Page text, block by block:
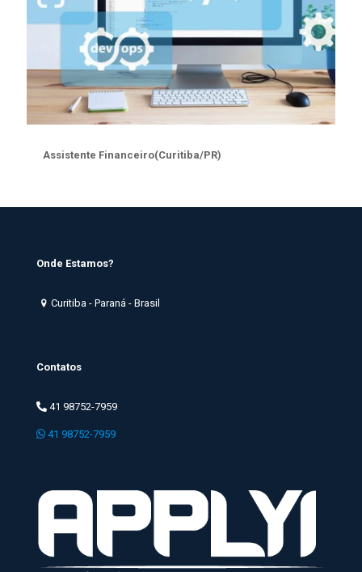
Assistente Financeiro(Curitiba/PR)
Onde Estamos?
Curitiba - Paraná - Brasil
Contatos
41 98752-7959
41 98752-7959